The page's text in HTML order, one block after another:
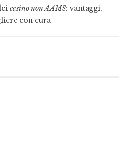
casino non AAMS: vantaggi,
con cura